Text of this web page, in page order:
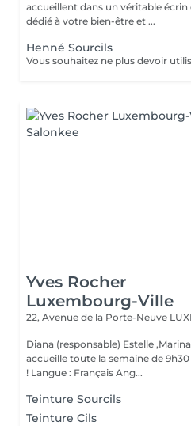
accueillent dans un véritable
dédié à votre bien-être et ...
Henné Sourcils
Yves Rocher
Luxembourg-Ville
22, Avenue de la Porte-Neuve
Diana (responsable) Estelle
accueille toute la semaine de
! Langue : Français Ang...
Teinture Sourcils
Teinture Cils